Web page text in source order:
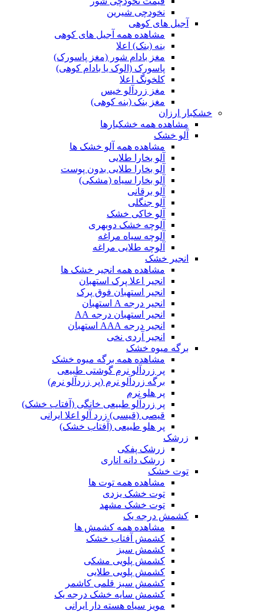
نخودچی شیرین
آجیل های کوهی
مشاهده همه آجیل های کوهی
بنه (بنک) اعلا
مغز بادام شور (مغز پاسورک)
پاسورک (الوک یا بادام کوهی)
کلخونگ اعلا
مغز زردآلو خیس
مغز بنک (بنه کوهی)
خشکبار ارزان
مشاهده همه خشکبارها
آلو خشک
مشاهده همه آلو خشک ها
آلو بخارا طلایی
آلو بخارا طلایی بدون پوست
آلو بخارا سیاه (مشکی)
آلو برقانی
آلو جنگلی
آلو خاکی خشک
آلوچه خشک دوبهری
آلوچه سیاه مراغه
آلوچه طلایی مراغه
انجیر خشک
مشاهده همه انجیر خشک ها
انجیر اعلا پرک استهبان
انجیر استهبان فوق پرک
انجیر درجه A استهبان
انجیر استهبان درجه AA
انجیر درجه AAA استهبان
انجیر آردی نخی
برگه میوه خشک
مشاهده همه برگه میوه خشک
پر زردآلو نرم گوشتی طبیعی
برگه زردآلو نرم (پر زردآلو نرم)
پر هلو نرم
پر زردآلو طبیعی خانگی (آفتاب خشک)
قیصی (قیسی) زرد آلو اعلا ایرانی
پر هلو طبیعی (آفتاب خشک)
زرشک
زرشک پفکی
زرشک دانه اناری
توت خشک
مشاهده همه توت ها
توت خشک یزدی
توت خشک مشهد
کشمش درجه یک
مشاهده همه کشمش ها
کشمش آفتاب خشک
کشمش سبز
کشمش پلویی مشکی
کشمش پلویی طلایی
کشمش سبز قلمی کاشمر
کشمش سایه خشک درجه یک
مویز سیاه هسته دار ایرانی